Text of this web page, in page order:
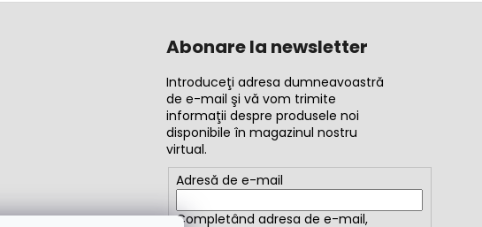
Abonare la newsletter
Introduceţi adresa dumneavoastră
de e-mail şi vă vom trimite
informaţii despre produsele noi
disponibile în magazinul nostru
virtual.
Adresă de e-mail
Completând adresa de e-mail,